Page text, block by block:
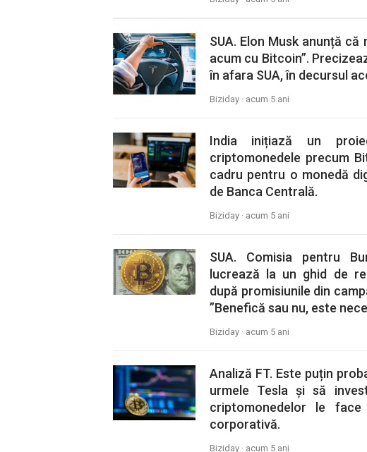
SUA. Elon Musk anunță
acum cu Bitcoin”.
în afara SUA, în decursul
Biziday · acum 5 ani
India inițiază un
criptomonedele precum
cadru pentru o monedă
de Banca Centrală.
Biziday · acum 5 ani
SUA. Comisia pentru
lucrează la un ghid de
după promisiunile din
”Benefică sau nu, este
Biziday · acum 5 ani
Analiză FT. Este puțin
urmele Tesla și să
criptomonedelor le
corporativă.
Biziday · acum 5 ani